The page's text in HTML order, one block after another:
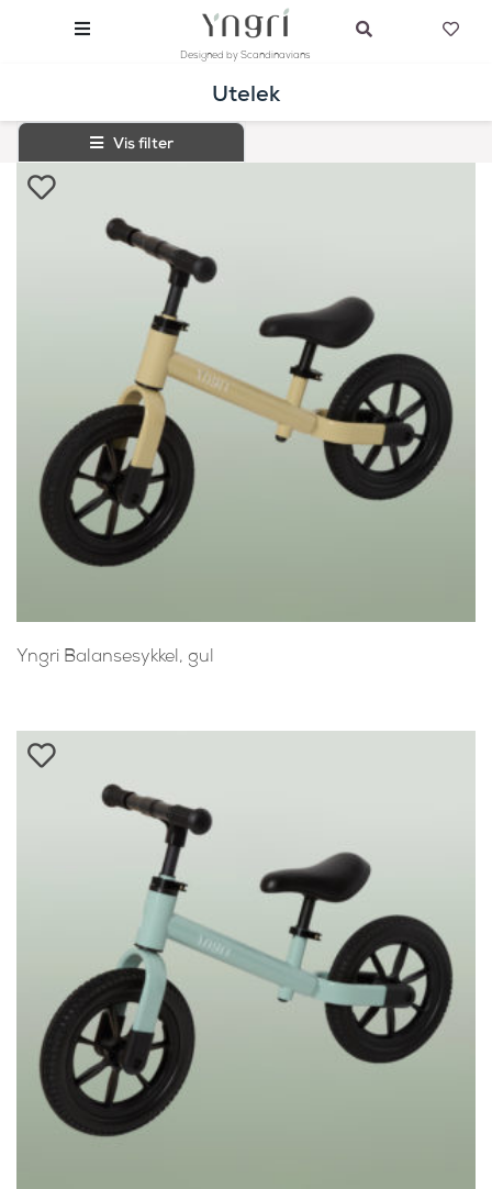
Designed by Scandinavians
Utelek
Vis filter
Yngri Balansesykkel, gul